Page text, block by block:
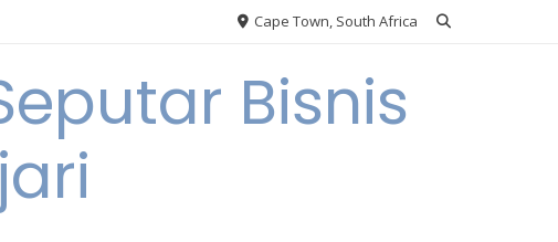
Cape Town, South Africa
Bisnis